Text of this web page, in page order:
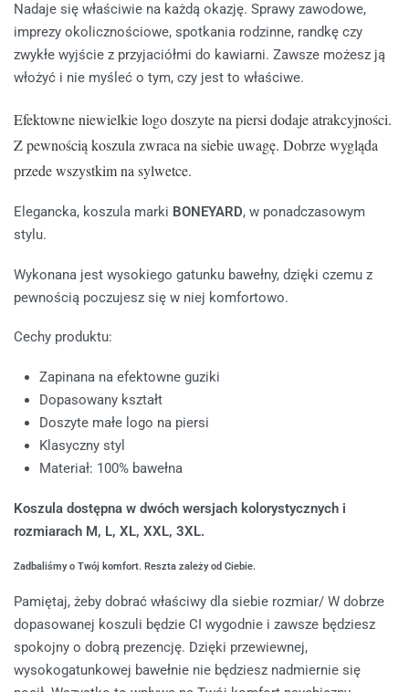
Nadaje się właściwie na każdą okazję. Sprawy zawodowe,
imprezy okolicznościowe, spotkania rodzinne, randkę czy
zwykłe wyjście z przyjaciółmi do kawiarni. Zawsze możesz ją
włożyć i nie myśleć o tym, czy jest to właściwe.
Efektowne niewielkie logo doszyte na piersi dodaje atrakcyjności.
Z pewnością koszula zwraca na siebie uwagę. Dobrze wygląda
przede wszystkim na sylwetce.
Elegancka, koszula marki BONEYARD, w ponadczasowym
stylu.
Wykonana jest wysokiego gatunku bawełny, dzięki czemu z
pewnością poczujesz się w niej komfortowo.
Cechy produktu:
Zapinana na efektowne guziki
Dopasowany kształt
Doszyte małe logo na piersi
Klasyczny styl
Materiał: 100% bawełna
Koszula dostępna w dwóch wersjach kolorystycznych i
rozmiarach M, L, XL, XXL, 3XL.
Zadbaliśmy o Twój komfort. Reszta zależy od Ciebie.
Pamiętaj, żeby dobrać właściwy dla siebie rozmiar/ W dobrze
dopasowanej koszuli będzie CI wygodnie i zawsze będziesz
spokojny o dobrą prezencję. Dzięki przewiewnej,
wysokogatunkowej bawełnie nie będziesz nadmiernie się